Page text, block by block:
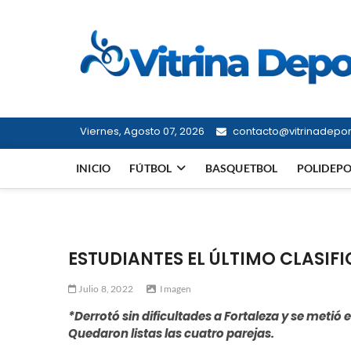
Viernes, Agosto 07, 2026
INICIO FÚTBOL BASQUETBOL
ESTUDIANTES EL ÚLTIMO
Julio 8, 2022 Imagen
*Derrotó sin dificultades a Fortaleza y se
Quedaron listas las cuatro parejas.